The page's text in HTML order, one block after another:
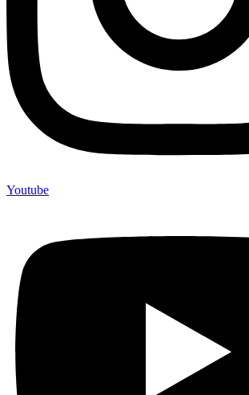
Youtube